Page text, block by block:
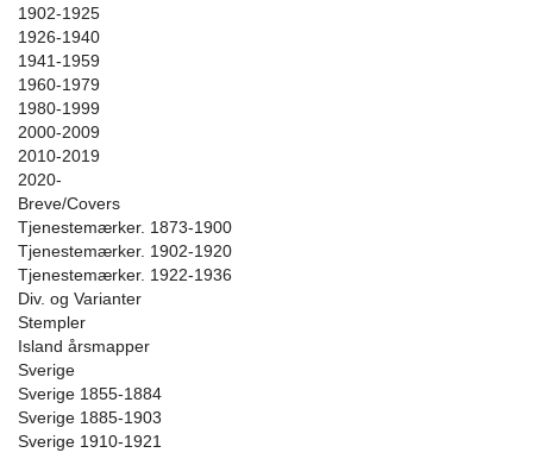
1902-1925
1926-1940
1941-1959
1960-1979
1980-1999
2000-2009
2010-2019
2020-
Breve/Covers
Tjenestemærker. 1873-1900
Tjenestemærker. 1902-1920
Tjenestemærker. 1922-1936
Div. og Varianter
Stempler
Island årsmapper
Sverige
Sverige 1855-1884
Sverige 1885-1903
Sverige 1910-1921